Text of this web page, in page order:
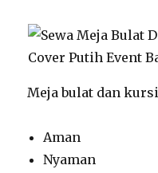
Meja bulat dan
Aman
Nyaman